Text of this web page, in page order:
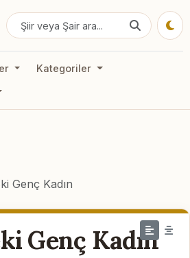
Kategoriler
Genç Kadın
Genç Kadın